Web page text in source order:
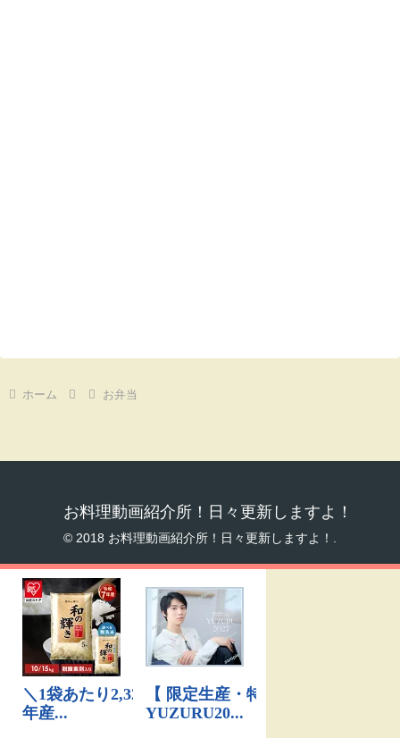
ホーム お弁当
お料理動画紹介所！日々更新しますよ！
© 2018 お料理動画紹介所！日々更新しますよ！.